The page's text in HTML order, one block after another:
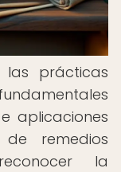
prácticas
aplicaciones
remedios
la